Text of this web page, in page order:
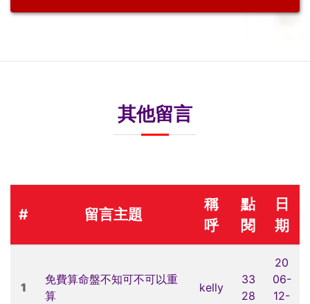
其他留言
# 留言主題
稱
呼
點
閱
日
期
1
免費算命盤不知可不可以重
算
kelly
33
28
20
06-
12-